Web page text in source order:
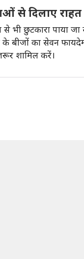
से दिलाए राहत
भी छुटकारा पाया
बीजों का सेवन
शामिल करें।